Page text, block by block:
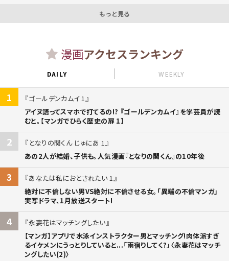
もっと見る
漫画アクセスランキング
DAILY WEEKLY
1
ゴールデンカムイ 1
アイヌ語ってスマホで打てるの!? 『ゴールデンカムイ』を学芸員が読
むと。【マンガでひらく歴史の扉 1】
2
となりの関くん じゅにあ 1
あの2人が結婚、子供も。人気漫画『となりの関くん』の10年後
3
あなたは私におとされたい 1
絶対に不倫しない男VS絶対に不倫させる女。「異端の不倫マンガ」
実写ドラマ、1月放送スタート!
4
永妻花はマッチングしたい
【マンガ】アプリで水泳インストラクター男とマッチング!肉体派すぎ
るイケメンにうっとりしていると...「雨宿りしてく?」〈永妻花はマッチ
ングしたい(2)〉